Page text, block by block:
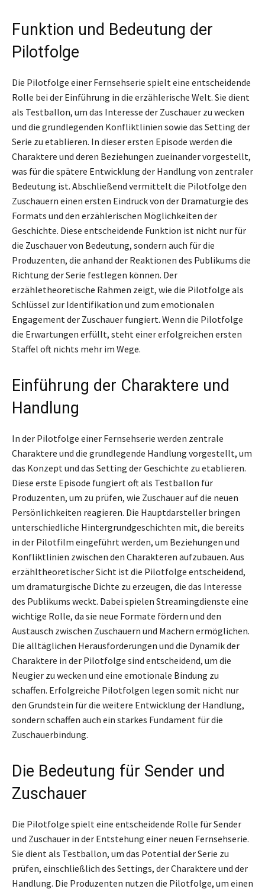
Funktion und Bedeutung der
Pilotfolge
Die Pilotfolge einer Fernsehserie spielt eine entscheidende
Rolle bei der Einführung in die erzählerische Welt. Sie dient
als Testballon, um das Interesse der Zuschauer zu wecken
und die grundlegenden Konfliktlinien sowie das Setting der
Serie zu etablieren. In dieser ersten Episode werden die
Charaktere und deren Beziehungen zueinander vorgestellt,
was für die spätere Entwicklung der Handlung von zentraler
Bedeutung ist. Abschließend vermittelt die Pilotfolge den
Zuschauern einen ersten Eindruck von der Dramaturgie des
Formats und den erzählerischen Möglichkeiten der
Geschichte. Diese entscheidende Funktion ist nicht nur für
die Zuschauer von Bedeutung, sondern auch für die
Produzenten, die anhand der Reaktionen des Publikums die
Richtung der Serie festlegen können. Der
erzähletheoretische Rahmen zeigt, wie die Pilotfolge als
Schlüssel zur Identifikation und zum emotionalen
Engagement der Zuschauer fungiert. Wenn die Pilotfolge
die Erwartungen erfüllt, steht einer erfolgreichen ersten
Staffel oft nichts mehr im Wege.
Einführung der Charaktere und
Handlung
In der Pilotfolge einer Fernsehserie werden zentrale
Charaktere und die grundlegende Handlung vorgestellt, um
das Konzept und das Setting der Geschichte zu etablieren.
Diese erste Episode fungiert oft als Testballon für
Produzenten, um zu prüfen, wie Zuschauer auf die neuen
Persönlichkeiten reagieren. Die Hauptdarsteller bringen
unterschiedliche Hintergrundgeschichten mit, die bereits
in der Pilotfilm eingeführt werden, um Beziehungen und
Konfliktlinien zwischen den Charakteren aufzubauen. Aus
erzähltheoretischer Sicht ist die Pilotfolge entscheidend,
um dramaturgische Dichte zu erzeugen, die das Interesse
des Publikums weckt. Dabei spielen Streamingdienste eine
wichtige Rolle, da sie neue Formate fördern und den
Austausch zwischen Zuschauern und Machern ermöglichen.
Die alltäglichen Herausforderungen und die Dynamik der
Charaktere in der Pilotfolge sind entscheidend, um die
Neugier zu wecken und eine emotionale Bindung zu
schaffen. Erfolgreiche Pilotfolgen legen somit nicht nur
den Grundstein für die weitere Entwicklung der Handlung,
sondern schaffen auch ein starkes Fundament für die
Zuschauerbindung.
Die Bedeutung für Sender und
Zuschauer
Die Pilotfolge spielt eine entscheidende Rolle für Sender
und Zuschauer in der Entstehung einer neuen Fernsehserie.
Sie dient als Testballon, um das Potential der Serie zu
prüfen, einschließlich des Settings, der Charaktere und der
Handlung. Die Produzenten nutzen die Pilotfolge, um einen